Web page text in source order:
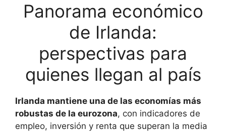
Panorama económico
de Irlanda:
perspectivas para
quienes llegan al país
Irlanda mantiene una de las economías más
robustas de la eurozona, con indicadores de
empleo, inversión y renta que superan la media